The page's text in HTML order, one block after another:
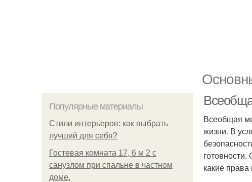
Популярные материалы
Стили интерьеров: как выбрать
лучший для себя?
Гостевая комната 17, 6 м 2 с
санузлом при спальне в частном
доме.
Всеобщая
жизни. В
какие